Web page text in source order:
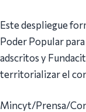
Este despliegue
Poder Popular
adscritos y
territorializar el
Mincyt/Prensa/